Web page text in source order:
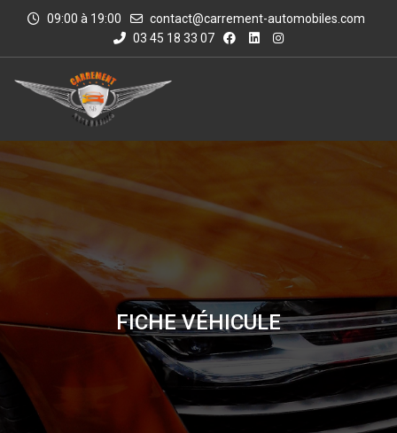
09:00 à 19:00
contact@carrement-automobiles.com
03 45 18 33 07
FICHE VÉHICULE